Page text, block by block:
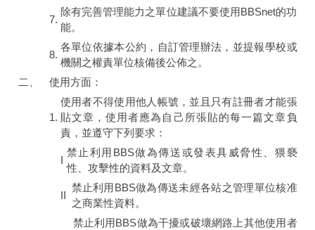
7.
除有完善管理能力之單位建議不要使用BBSnet的功
能。
8.
各單位依據本公約，自訂管理辦法，並提報學校或
機關之權責單位核備後公佈之。
二、
使用方面：
1.
使用者不得使用他人帳號，並且只有註冊者才能張
貼文章，使用者應為自己所張貼的每一篇文章負
責，並遵守下列要求：
I
禁止利用BBS做為傳送或發表具威脅性、猥褻
性、攻擊性的資料及文章。
II
禁止利用BBS做為傳送未經各站之管理單位核准
之商業性資料。
禁止利用BBS做為干擾或破壞網路上其他使用者